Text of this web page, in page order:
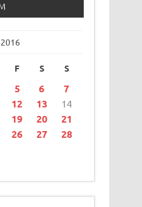
F S S
5 6 7
12 13 14
19 20
21
26 27
28